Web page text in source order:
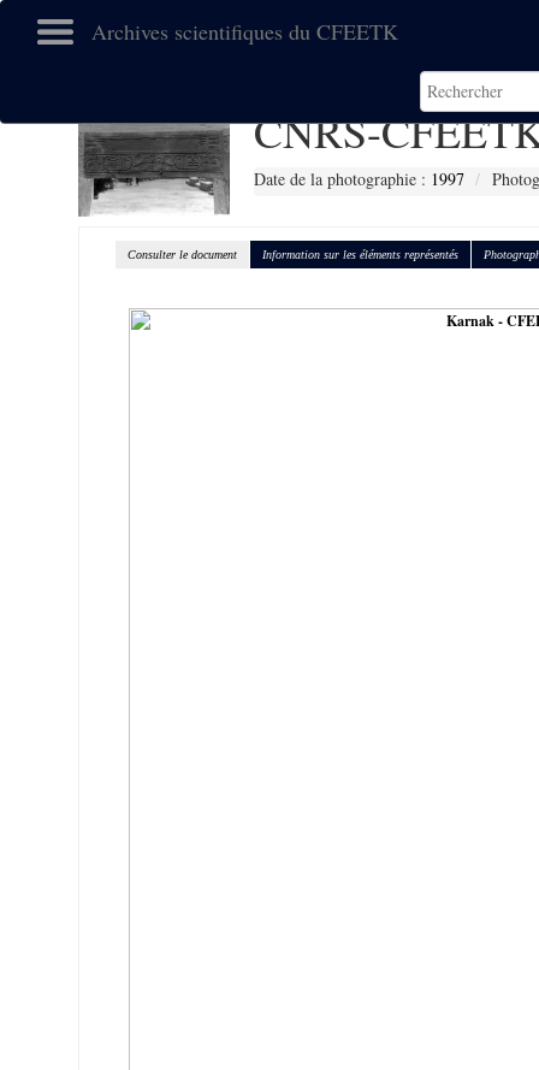
Archives scientifiques du CFEETK
CNRS-
Date de la photographie : 1997
Consulter le document Information sur les éléments représentés